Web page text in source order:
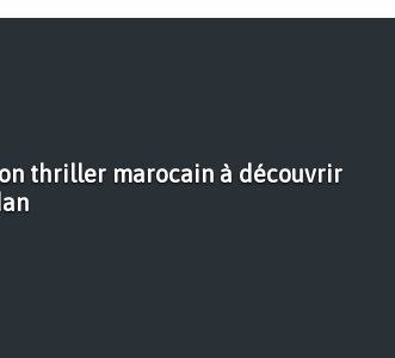
thriller marocain à découvrir